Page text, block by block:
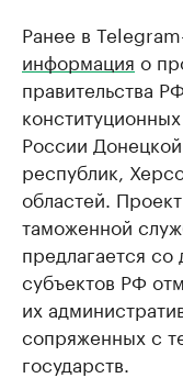
Ранее в
информация о
правительства
России
республик,
областей.
таможенной
предлагается
субъектов РФ
их
сопряженных с
государств.